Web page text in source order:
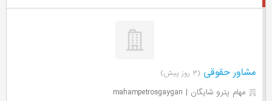
مشاور حقوقی (۳ روز پیش)
مهام پترو شایگان | mahampetrosgaygan